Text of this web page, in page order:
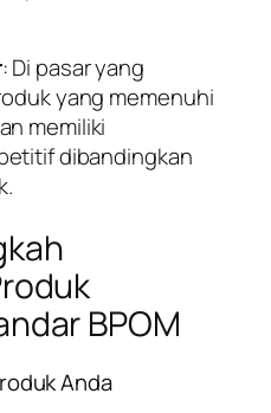
: Di pasar yang
yang memenuhi
memiliki
dibandingkan
BPOM
Anda